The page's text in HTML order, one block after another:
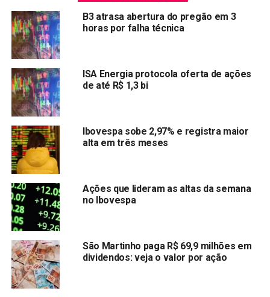
Fonte:Estadao Conteudo
Compartilhar:
Copy
Link
WhatsApp
Twitter
Facebook
Reddit
Email
TÓPICOS RELACIONADOS:
PRÓXIMA:
Ações do GPA disparam e do Assaí caem com o fim
do hipermercado Extra
NÃO PERCA:
Veja as ações que mais subiram e caíram nesta
quarta-feira (13)
B3 atrasa abertura do pregão em 3
horas por falha técnica
ISA Energia protocola oferta de ações
de até R$ 1,3 bi
Ibovespa sobe 2,97% e registra maior
alta em três meses
Ações que lideram as altas da semana
no Ibovespa
São Martinho paga R$ 69,9 milhões em
dividendos: veja o valor por ação